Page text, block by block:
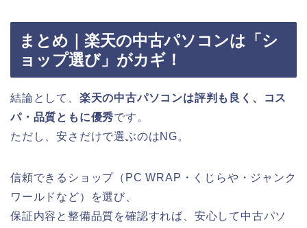
まとめ｜楽天の中古パソコンは「シ
ョップ選び」がカギ！
結論として、 楽天の中古パソコンは評判も良く、コス
パ・品質ともに優秀です。
ただし、安さだけで選ぶのはNG。
信頼できるショップ（PC WRAP・くじらや・ジャンク
ワールドなど）を選び、
保証内容と整備品質を確認すれば、安心して中古パソ